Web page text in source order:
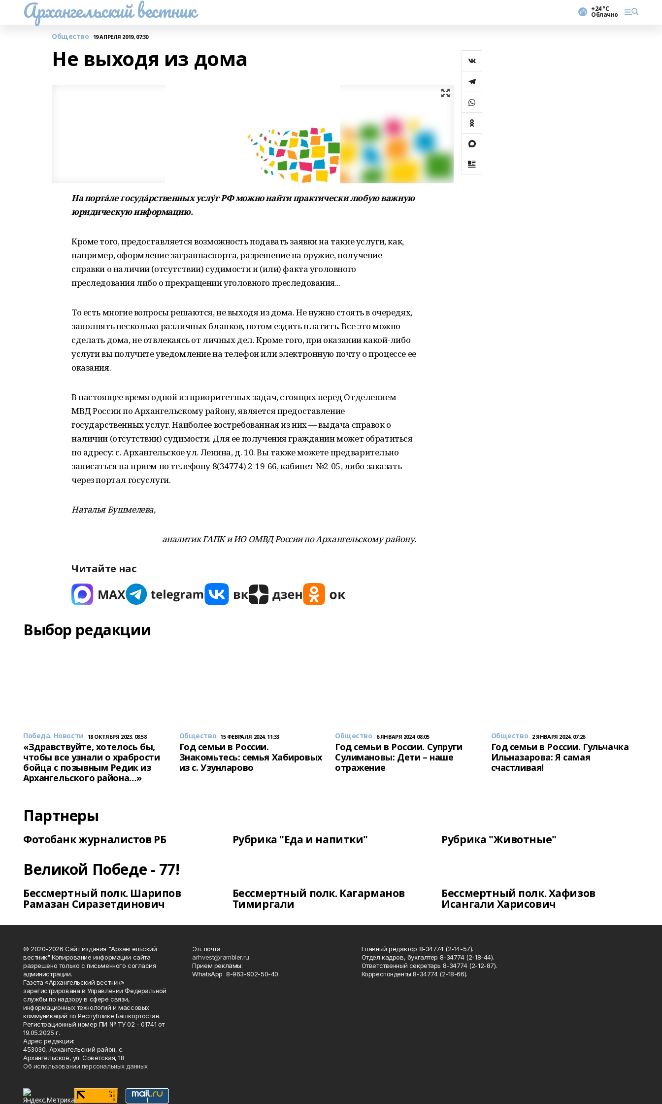
Архангельский вестник +24 °С
Облачно
Общество 19 АПРЕЛЯ 2019, 07:30
Не выходя из дома
На порта́ле госуда́рственных услу́г РФ можно найти практически любую важную
юридическую информацию.
Кроме того, предоставляется возможность подавать заявки на такие услуги, как,
например, оформление загранпаспорта, разрешение на оружие, получение
справки о наличии (отсутствии) судимости и (или) факта уголовного
преследования либо о прекращении уголовного преследования...
То есть многие вопросы решаются, не выходя из дома. Не нужно стоять в очередях,
заполнять несколько различных бланков, потом ездить платить. Все это можно
сделать дома, не отвлекаясь от личных дел. Кроме того, при оказании какой-либо
услуги вы получите уведомление на телефон или электронную почту о процессе ее
оказания.
В настоящее время одной из приоритетных задач, стоящих перед Отделением
МВД России по Архангельскому району, является предоставление
государственных услуг. Наиболее востребованная из них — выдача справок о
наличии (отсутствии) судимости. Для ее получения гражданин может обратиться
по адресу: с. Архангельское ул. Ленина, д. 10. Вы также можете предварительно
записаться на прием по телефону 8(34774) 2-19-66, кабинет №2-05, либо заказать
через портал госуслуги.
Наталья Бушмелева,
аналитик ГАПК и ИО ОМВД России по Архангельскому району.
Читайте нас
Выбор редакции
Победа. Новости 18 ОКТЯБРЯ 2023, 08:58
«Здравствуйте, хотелось бы,
чтобы все узнали о храбрости
бойца с позывным Редик из
Архангельского района…»
Общество 15 ФЕВРАЛЯ 2024, 11:33
Год семьи в России.
Знакомьтесь: семья Хабировых
из с. Узунларово
Общество 6 ЯНВАРЯ 2024, 08:05
Год семьи в России. Супруги
Сулимановы: Дети – наше
отражение
Общество 2 ЯНВАРЯ 2024, 07:26
Год семьи в России. Гульчачка
Ильназарова: Я самая
счастливая!
Партнеры
Фотобанк журналистов РБ Рубрика "Еда и напитки" Рубрика "Животные"
Великой Победе - 77!
Бессмертный полк. Шарипов
Рамазан Сиразетдинович
Бессмертный полк. Кагарманов
Тимиргали
Бессмертный полк. Хафизов
Исангали Харисович
© 2020-2026 Сайт издания "Архангельский
вестник" Копирование информации сайта
разрешено только с письменного согласия
администрации.
Газета «Архангельский вестник»
зарегистрирована в Управлении Федеральной
службы по надзору в сфере связи,
информационных технологий и массовых
коммуникаций по Республике Башкортостан.
Регистрационный номер ПИ № ТУ 02 - 01741 от
19.05.2025 г.
Адрес редакции:
453030, Архангельский район, с.
Архангельское, ул. Советская, 18
Об использовании персональных данных
Эл. почта
arhvest@rambler.ru
Прием рекламы:
WhatsApp 8-963-902-50-40.
Главный редактор 8-34774 (2-14-57).
Отдел кадров, бухгалтер 8-34774 (2-18-44).
Ответственный секретарь 8-34774 (2-12-87).
Корреспонденты 8-34774 (2-18-66).